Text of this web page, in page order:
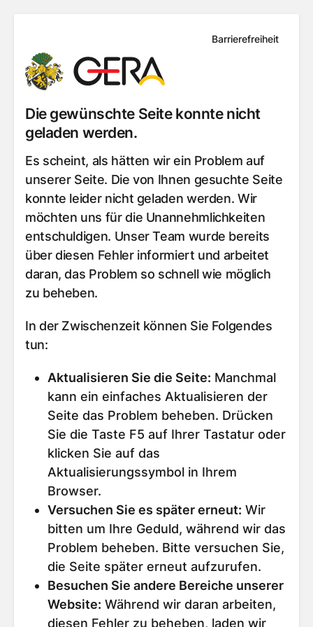
Barrierefreiheit
Die gewünschte Seite konnte nicht
geladen werden.
Es scheint, als hätten wir ein Problem auf
unserer Seite. Die von Ihnen gesuchte Seite
konnte leider nicht geladen werden. Wir
möchten uns für die Unannehmlichkeiten
entschuldigen. Unser Team wurde bereits
über diesen Fehler informiert und arbeitet
daran, das Problem so schnell wie möglich
zu beheben.
In der Zwischenzeit können Sie Folgendes
tun:
Aktualisieren Sie die Seite: Manchmal
kann ein einfaches Aktualisieren der
Seite das Problem beheben. Drücken
Sie die Taste F5 auf Ihrer Tastatur oder
klicken Sie auf das
Aktualisierungssymbol in Ihrem
Browser.
Versuchen Sie es später erneut: Wir
bitten um Ihre Geduld, während wir das
Problem beheben. Bitte versuchen Sie,
die Seite später erneut aufzurufen.
Besuchen Sie andere Bereiche unserer
Website: Während wir daran arbeiten,
diesen Fehler zu beheben, laden wir